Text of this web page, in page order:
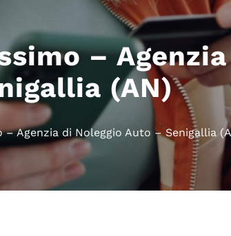
–
(AN)
Agenzia di Noleggio Auto – Senigallia